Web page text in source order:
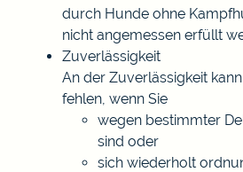
durch Hunde ohne
nicht angemessen erfüllt
Zuverlässigkeit
An der Zuverlässigkeit
fehlen, wenn Sie
wegen bestimmter
sind oder
sich wiederholt